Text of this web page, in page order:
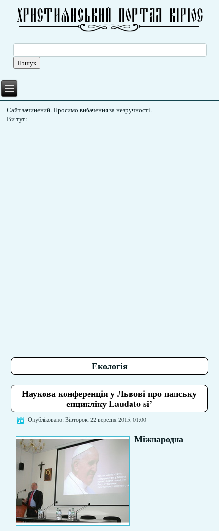
Сайт зачинений. Просимо вибачення за незручності.
Ви тут:
Екологія
Наукова конференція у Львові про папську
енцикліку Laudato si’
Опубліковано: Вівторок, 22 вересня 2015, 01:00
Міжнародна